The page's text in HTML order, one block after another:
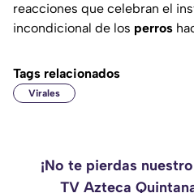
reacciones que celebran el
incondicional de los perros
Tags relacionados
Virales
¡No te pierdas
TV Azteca